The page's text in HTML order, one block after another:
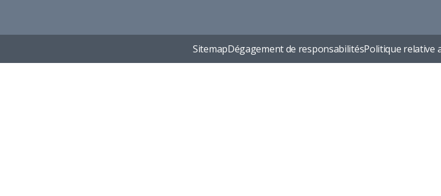
SitemapDégagement de responsabilitésPolitique relative